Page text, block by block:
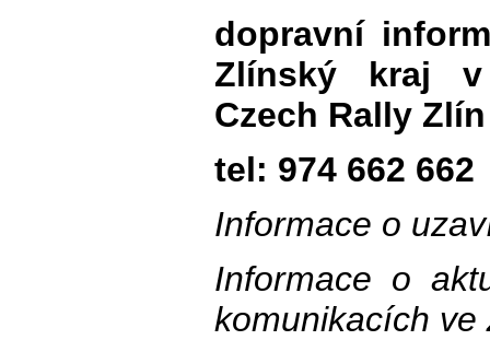
dopravní
Zlínský kraj
Czech Rally Zlín
tel: 974 662 662
Informace o
Informace o
komunikacích ve